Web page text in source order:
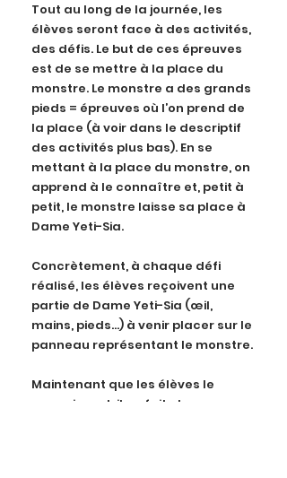
Tout au long de la journée, les
élèves seront face à des activités,
des défis. Le but de ces épreuves
est de se mettre à la place du
monstre. Le monstre a des grands
pieds = épreuves où l’on prend de
la place (à voir dans le descriptif
des activités plus bas). En se
mettant à la place du monstre, on
apprend à le connaître et, petit à
petit, le monstre laisse sa place à
Dame Yeti-Sia.
Concrètement, à chaque défi
réalisé, les élèves reçoivent une
partie de Dame Yeti-Sia (œil,
mains, pieds…) à venir placer sur le
panneau représentant le monstre.
Maintenant que les élèves le
connaissent, il ne fait plus peur.